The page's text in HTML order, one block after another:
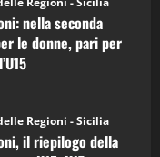
nella seconda
le donne, pari per
Regioni - Sicilia
il riepilogo della